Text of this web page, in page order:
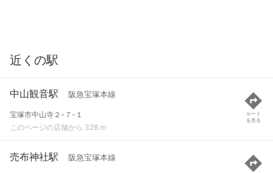
近くの駅
中山観音駅 阪急宝塚本線
宝塚市中山寺２-７-１
このページの店舗から 328 m
ルート
を見る
売布神社駅 阪急宝塚本線